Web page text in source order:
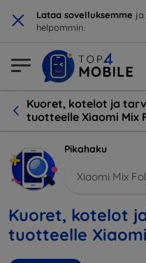
× Lataa sovelluksemme ja
helpommin.
Kuoret, kotelot ja
tuotteelle Xiaomi Mix
Pikahaku
Xiaomi Mix
Kuoret, kotelot
tuotteelle